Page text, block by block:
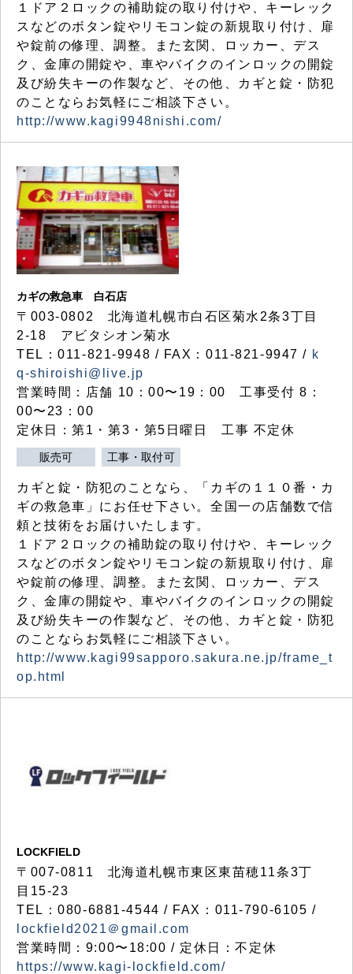
１ドア２ロックの補助錠の取り付けや、キーレック
スなどのボタン錠やリモコン錠の新規取り付け、扉
や錠前の修理、調整。また玄関、ロッカー、デス
ク、金庫の開錠や、車やバイクのインロックの開錠
及び紛失キーの作製など、その他、カギと錠・防犯
のことならお気軽にご相談下さい。
http://www.kagi9948nishi.com/
カギの救急車 白石店
〒003-0802 北海道札幌市白石区菊水2条3丁目
2-18 アビタシオン菊水
TEL：011-821-9948 / FAX：011-821-9947 / k
q-shiroishi@live.jp
営業時間：店舗 10：00〜19：00 工事受付 8：
00〜23：00
定休日：第1・第3・第5日曜日 工事 不定休
販売可 工事・取付可
カギと錠・防犯のことなら、「カギの１１０番・カ
ギの救急車」にお任せ下さい。全国一の店舗数で信
頼と技術をお届けいたします。
１ドア２ロックの補助錠の取り付けや、キーレック
スなどのボタン錠やリモコン錠の新規取り付け、扉
や錠前の修理、調整。また玄関、ロッカー、デス
ク、金庫の開錠や、車やバイクのインロックの開錠
及び紛失キーの作製など、その他、カギと錠・防犯
のことならお気軽にご相談下さい。
http://www.kagi99sapporo.sakura.ne.jp/frame_t
op.html
LOCKFIELD
〒007-0811 北海道札幌市東区東苗穂11条3丁
目15-23
TEL：080-6881-4544 / FAX：011-790-6105 /
lockfield2021＠gmail.com
営業時間：9:00〜18:00 / 定休日：不定休
https://www.kagi-lockfield.com/